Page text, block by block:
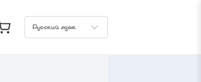
Русский язык